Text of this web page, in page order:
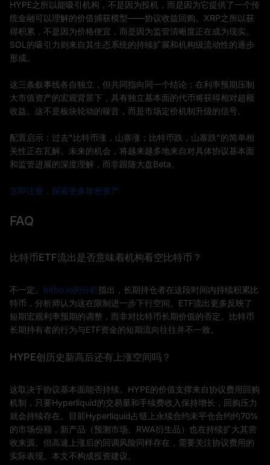
HYPE之所以能吸引机构，不是因为投机，而是因为它提供了一个传
统金融可以理解的价值捕获模型——协议收益回购。XRP之所以获
得积累，不是因为价格便宜，而是因为监管清晰度正在成为现实。
SOL的吸引力则来自其生态系统的持续扩展和机构级流动性的逐步
形成。
这三条叙事线各自独立，但共同指向同一个结论：在利率预期压制
大市值资产的宏观背景下，具有独立基本面的代币将获得相对超额
收益。这不是板块轮动的噪音，而是市场定价机制升级的信号。
配置启示：过去"比特币涨，山寨涨；比特币跌，山寨跌"的简单相
关性正在瓦解。未来的机会，将越来越多地来自对具体协议基本面
和监管进展的深度理解，而非跟随大盘Beta。
立即注册，探索更多加密资产
FAQ
比特币ETF流出是否意味着机构看空比特币？
不一定。 bitbo.io的分析指出，长期持仓者在这段时间内持续积累比
特币，分析师认为这在限制进一步下行空间。ETF流出更多反映了
短期宏观利率预期的调整，而非对比特币长期价值的否定。比特币
长期持有者的行为与ETF资金的短期流向往往并不一致。
HYPE创历史新高后还有上涨空间吗？
这取决于协议基本面能否持续。HYPE的价值支撑来自协议费用回购
机制，只要Hyperliquid的交易量和手续费收入保持增长，回购压力
就会持续存在。目前Hyperliquid占链上永续合约未平仓合约约70%
的市场份额，新产品（预测市场、RWA衍生品）也在持续扩大其营
收来源。但高速上涨后的回调风险同样存在，需要关注协议费用的
实际表现。本文不构成投资建议。